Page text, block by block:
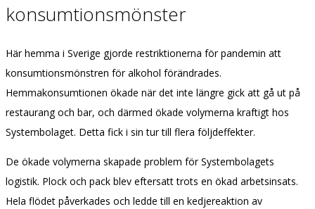
konsumtionsmönster
Här hemma i Sverige gjorde restriktionerna för pandemin att
konsumtionsmönstren för alkohol förändrades.
Hemmakonsumtionen ökade när det inte längre gick att gå ut på
restaurang och bar, och därmed ökade volymerna kraftigt hos
Systembolaget. Detta fick i sin tur till flera följdeffekter.
De ökade volymerna skapade problem för Systembolagets
logistik. Plock och pack blev eftersatt trots en ökad arbetsinsats.
Hela flödet påverkades och ledde till en kedjereaktion av